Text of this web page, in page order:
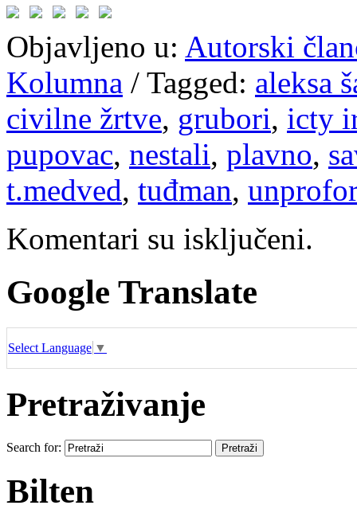
Objavljeno u: Autorski
Kolumna / Tagged: aleksa
civilne žrtve, grubori, icty
pupovac, nestali, plavno,
t.medved, tuđman, unprofor
Komentari su isključeni.
Google Translate
Select Language ▼
Pretraživanje
Search for:
Bilten